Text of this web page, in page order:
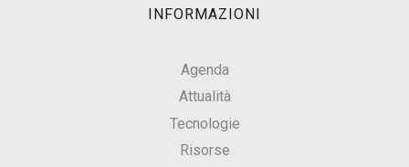
INFORMAZIONI
Agenda
Attualità
Tecnologie
Risorse